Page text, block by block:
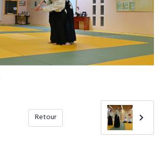
Retour